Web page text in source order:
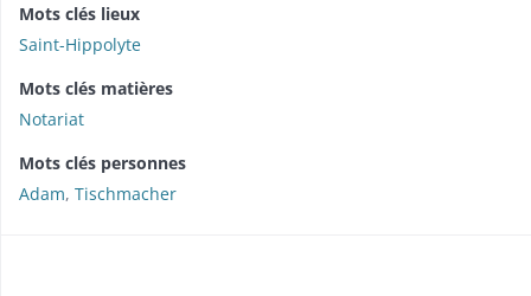
Mots clés lieux
Saint-Hippolyte
Mots clés matières
Notariat
Mots clés personnes
Adam, Tischmacher